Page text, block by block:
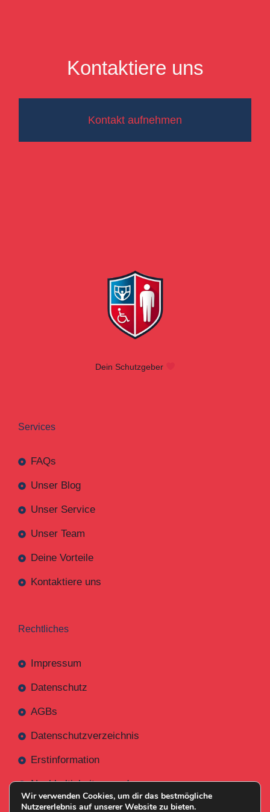
Kontaktiere uns
Kontakt aufnehmen
Dein Schutzgeber
Services
FAQs
Unser Blog
Unser Service
Unser Team
Deine Vorteile
Kontaktiere uns
Rechtliches
Impressum
Datenschutz
AGBs
Datenschutzverzeichnis
Erstinformation
Nachhaltigkeitsverordnung
Wir verwenden Cookies, um dir das bestmögliche
Nutzererlebnis auf unserer Website zu bieten.